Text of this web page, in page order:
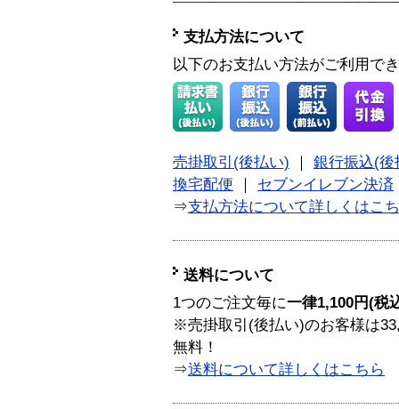
支払方法について
以下のお支払い方法がご利用で
売掛取引(後払い)
銀行振込(後
換宅配便
セブンイレブン決済
⇒支払方法について詳しくはこ
送料について
1つのご注文毎に一律1,100円(税
※売掛取引(後払い)のお客様は
無料！
⇒送料について詳しくはこちら